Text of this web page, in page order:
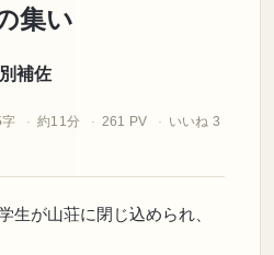
集い
補佐
約11分 261 PV いいね 3
生が山荘に閉じ込められ、